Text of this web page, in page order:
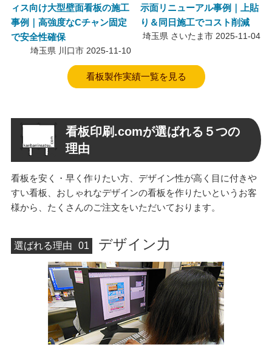
ィス向け大型壁面看板の施工
事例｜高強度なCチャン固定
で安全性確保
埼玉県 川口市 2025-11-10
示面リニューアル事例｜上貼
り＆同日施工でコスト削減
埼玉県 さいたま市 2025-11-04
看板製作実績一覧を見る
看板印刷.comが選ばれる ５つの
理由
看板を安く・早く作りたい方、デザイン性が高く目に付きや
すい看板、おしゃれなデザインの看板を作りたいというお客
様から、たくさんのご注文をいただいております。
選ばれる理由 01 デザイン力